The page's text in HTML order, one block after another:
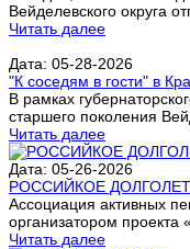
Вейделевского округа
Читать далее
Дата: 05-28-2026
"К соседям в гости" в
В рамках
старшего поколения
Читать далее
Дата: 05-26-2026
РОССИЙКОЕ
Ассоциация активных
организатором проекта
Читать далее